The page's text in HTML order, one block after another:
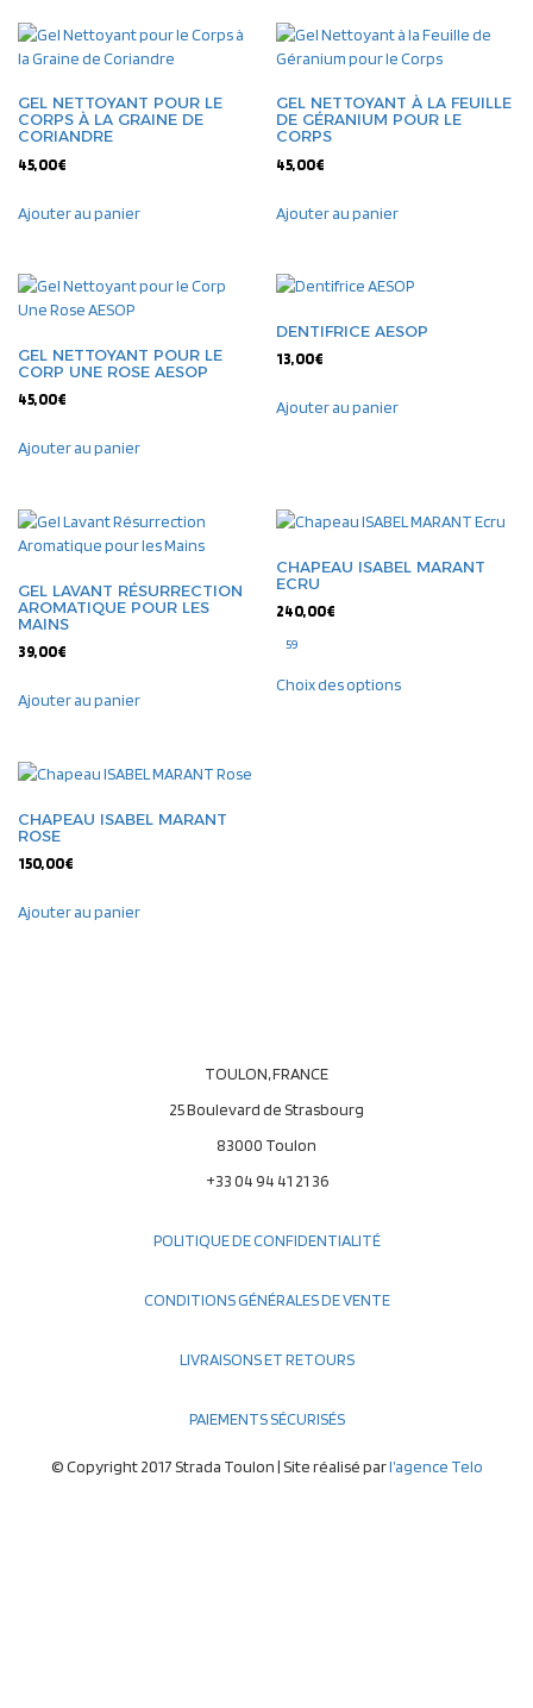
GEL NETTOYANT POUR LE
CORPS À LA GRAINE DE
CORIANDRE
45,00€
Ajouter au panier
GEL NETTOYANT À LA FEUILLE
DE GÉRANIUM POUR LE
CORPS
45,00€
Ajouter au panier
GEL NETTOYANT POUR LE
CORP UNE ROSE AESOP
45,00€
Ajouter au panier
DENTIFRICE AESOP
13,00€
Ajouter au panier
GEL LAVANT RÉSURRECTION
AROMATIQUE POUR LES
MAINS
39,00€
Ajouter au panier
CHAPEAU ISABEL MARANT
ECRU
240,00€
59
Choix des options
CHAPEAU ISABEL MARANT
ROSE
150,00€
Ajouter au panier
TOULON, FRANCE
25 Boulevard de Strasbourg
83000 Toulon
+33 04 94 41 21 36
POLITIQUE DE CONFIDENTIALITÉ
CONDITIONS GÉNÉRALES DE VENTE
LIVRAISONS ET RETOURS
PAIEMENTS SÉCURISÉS
© Copyright 2017 Strada Toulon | Site réalisé parl’agence Telo